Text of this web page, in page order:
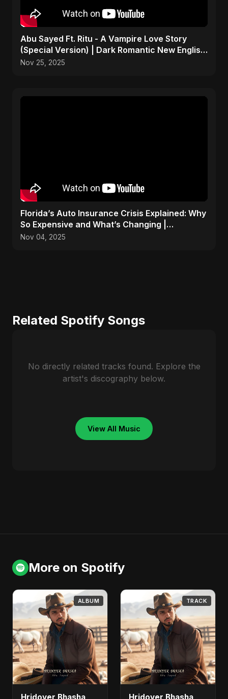
Abu Sayed Ft. Ritu - A Vampire Love Story
(Special Version) | Dark Romantic New English
Song 2025
Nov 25, 2025
Florida’s Auto Insurance Crisis Explained: Why
So Expensive and What’s Changing |
ViralSpark S1 Ep 2
Nov 04, 2025
Related Spotify Songs
No directly related tracks found. Explore the
artist's discography below.
View All Music
More on Spotify
ALBUM TRACK